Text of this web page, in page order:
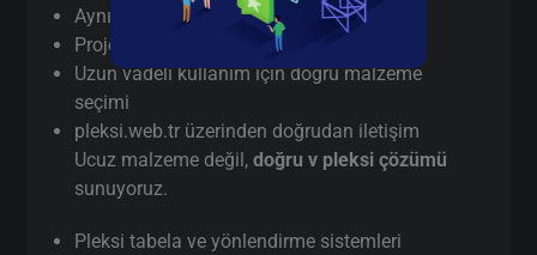
Aynı gün / hızlı terminli v pleksi kesim
Proje bazlı teknik destek
Uzun vadeli kullanım için doğru malzeme
seçimi
pleksi.web.tr üzerinden doğrudan iletişim
Ucuz malzeme değil,doğru v pleksi çözümü
sunuyoruz.
Pleksi tabela ve yönlendirme sistemleri